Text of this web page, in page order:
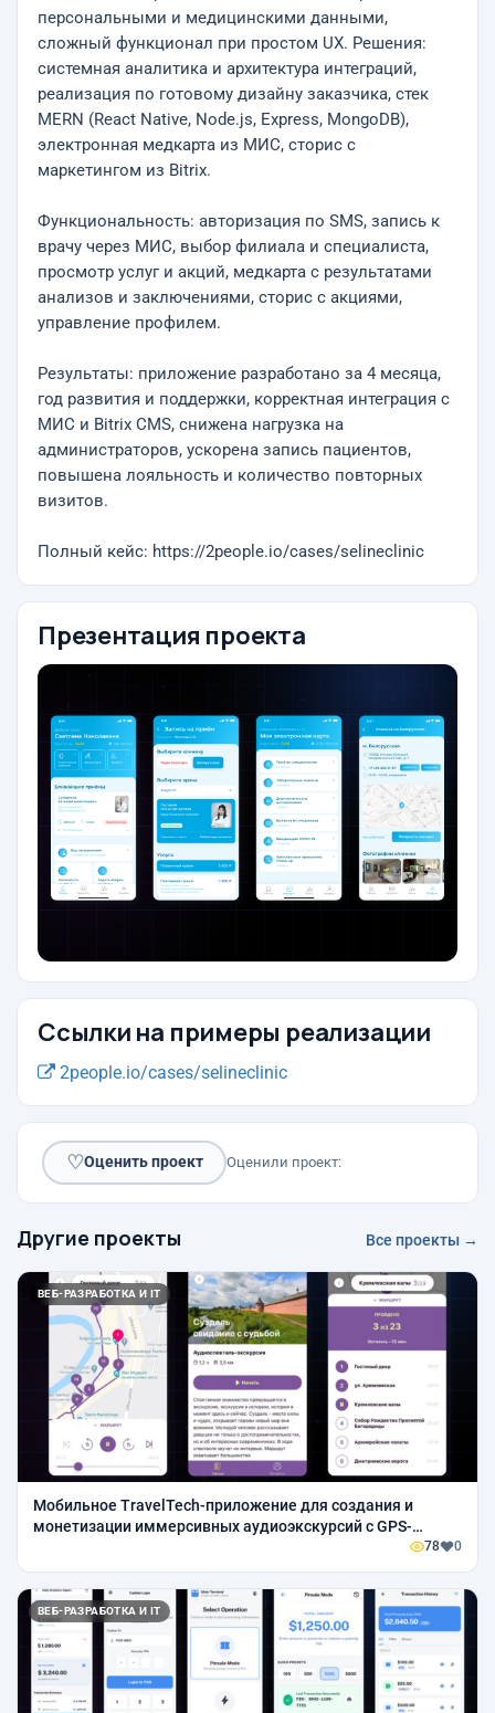
персональными и медицинскими данными,
сложный функционал при простом UX. Решения:
системная аналитика и архитектура интеграций,
реализация по готовому дизайну заказчика, стек
MERN (React Native, Node.js, Express, MongoDB),
электронная медкарта из МИС, сторис с
маркетингом из Bitrix.
Функциональность: авторизация по SMS, запись к
врачу через МИС, выбор филиала и специалиста,
просмотр услуг и акций, медкарта с результатами
анализов и заключениями, сторис с акциями,
управление профилем.
Результаты: приложение разработано за 4 месяца,
год развития и поддержки, корректная интеграция с
МИС и Bitrix CMS, снижена нагрузка на
администраторов, ускорена запись пациентов,
повышена лояльность и количество повторных
визитов.
Полный кейс: https://2people.io/cases/selineclinic
Презентация проекта
Ссылки на примеры реализации
2people.io/cases/selineclinic
♡Оценить проект Оценили проект:
Другие проекты Все проекты →
ВЕБ-РАЗРАБОТКА И IT
Мобильное TravelTech-приложение для создания и
монетизации иммерсивных аудиоэкскурсий с GPS-
встроенными покупками
78 0
ВЕБ-РАЗРАБОТКА И IT